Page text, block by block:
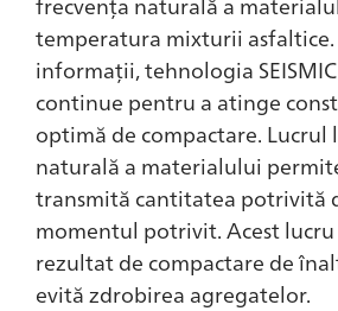
temperatura mixturii asfaltice.
informații, tehnologia
continue pentru a atinge
optimă de compactare. Lucrul
naturală a materialului
transmită cantitatea potrivită
momentul potrivit. Acest
rezultat de compactare de
evită zdrobirea agregatelor.